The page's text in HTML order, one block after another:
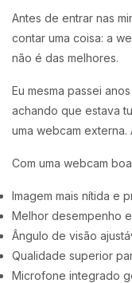
Antes de entrar nas
contar uma coisa: a
não é das melhores.
Eu mesma passei
achando que estava
uma webcam
Com uma webcam
Imagem mais nítida e
Melhor desempenho
Ângulo de visão
Qualidade superior
Microfone integrado